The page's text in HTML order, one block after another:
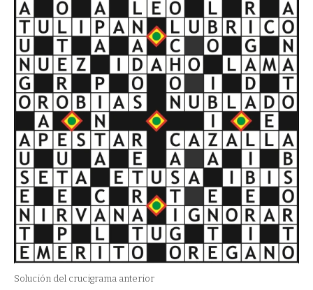
Solución del crucigrama anterior